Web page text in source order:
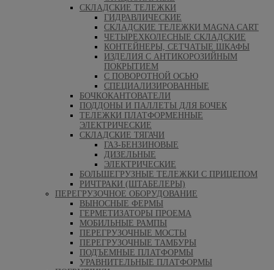
СКЛАДСКИЕ ТЕЛЕЖКИ
ГИДРАВЛИЧЕСКИЕ
СКЛАДСКИЕ ТЕЛЕЖКИ MAGNA CART
ЧЕТЫРЕХКОЛЕСНЫЕ СКЛАДСКИЕ
КОНТЕЙНЕРЫ, СЕТЧАТЫЕ ШКАФЫ
ИЗДЕЛИЯ С АНТИКОРОЗИЙНЫМ
ПОКРЫТИЕМ
С ПОВОРОТНОЙ ОСЬЮ
СПЕЦИАЛИЗИРОВАННЫЕ
БОЧКОКАНТОВАТЕЛИ
ПОДДОНЫ И ПАЛЛЕТЫ ДЛЯ БОЧЕК
ТЕЛЕЖКИ ПЛАТФОРМЕННЫЕ
ЭЛЕКТРИЧЕСКИЕ
СКЛАДСКИЕ ТЯГАЧИ
ГАЗ-БЕНЗИНОВЫЕ
ДИЗЕЛЬНЫЕ
ЭЛЕКТРИЧЕСКИЕ
БОЛЬШЕГРУЗНЫЕ ТЕЛЕЖКИ С ПРИЦЕПОМ
РИЧТРАКИ (ШТАБЕЛЕРЫ)
ПЕРЕГРУЗОЧНОЕ ОБОРУДОВАНИЕ
ВЫНОСНЫЕ ФЕРМЫ
ГЕРМЕТИЗАТОРЫ ПРОЕМА
МОБИЛЬНЫЕ РАМПЫ
ПЕРЕГРУЗОЧНЫЕ МОСТЫ
ПЕРЕГРУЗОЧНЫЕ ТАМБУРЫ
ПОДЪЕМНЫЕ ПЛАТФОРМЫ
УРАВНИТЕЛЬНЫЕ ПЛАТФОРМЫ